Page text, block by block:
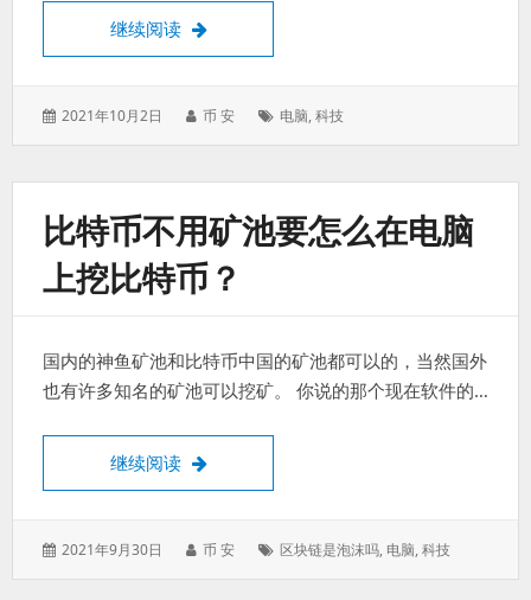
继续阅读 处理的挖矿机能当家用电脑用吗？
发
2021年10月2日
作
币 安
标
电脑,科技
比特币不用矿池要怎么在电脑
上挖比特币？
国内的神鱼矿池和比特币中国的矿池都可以的，当然国外
也有许多知名的矿池可以挖矿。 你说的那个现在软件的…
继续阅读 比特币不用矿池要怎么在电脑上挖比特币？
发
2021年9月30日
作
币 安
标
区块链是泡沫吗, 电脑,科技